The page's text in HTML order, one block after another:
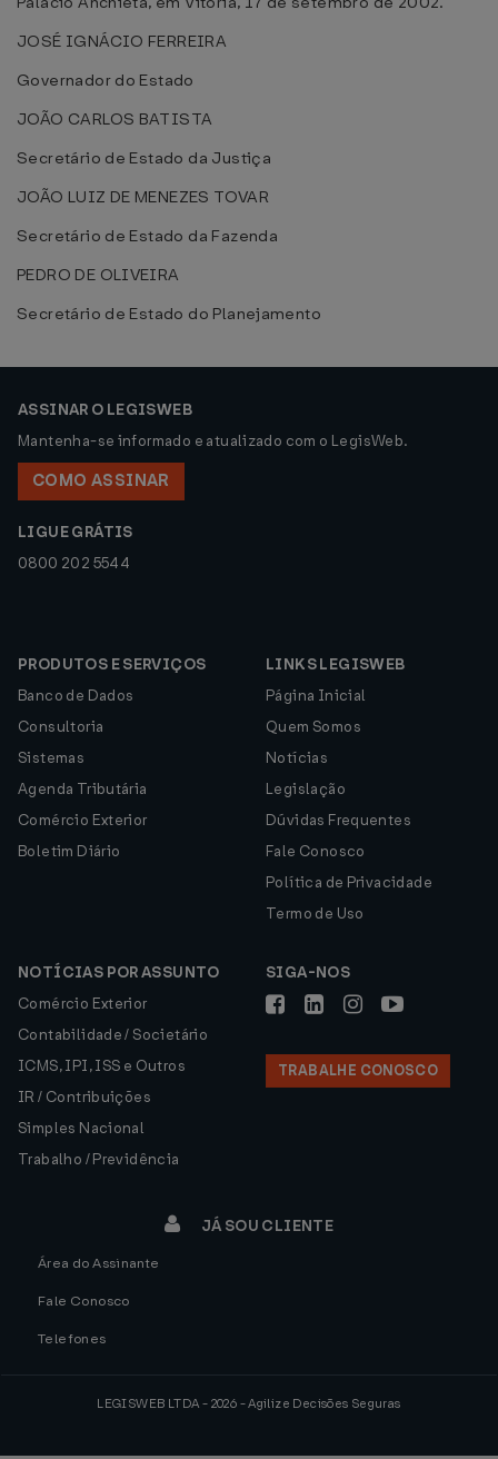
JOSÉ IGNÁCIO FERREIRA
Governador do Estado
JOÃO CARLOS BATISTA
Secretário de Estado da Justiça
JOÃO LUIZ DE MENEZES TOVAR
Secretário de Estado da Fazenda
PEDRO DE OLIVEIRA
Secretário de Estado do Planejamento
ASSINAR O LEGISWEB
Mantenha-se informado e atualizado com o LegisWeb.
COMO ASSINAR
LIGUE GRÁTIS
0800 202 5544
PRODUTOS E SERVIÇOS
Banco de Dados
Consultoria
Sistemas
Agenda Tributária
Comércio Exterior
Boletim Diário
LINKS LEGISWEB
Página Inicial
Quem Somos
Notícias
Legislação
Dúvidas Frequentes
Fale Conosco
Política de Privacidade
Termo de Uso
NOTÍCIAS POR ASSUNTO
Comércio Exterior
Contabilidade / Societário
ICMS, IPI, ISS e Outros
IR / Contribuições
Simples Nacional
Trabalho / Previdência
SIGA-NOS
TRABALHE CONOSCO
JÁ SOU CLIENTE
Área do Assinante
Fale Conosco
Telefones
LEGISWEB LTDA - 2026 - Agilize Decisões Seguras